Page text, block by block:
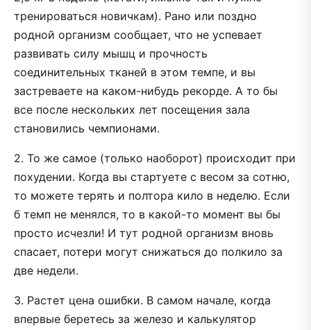
тренироваться новичкам). Рано или поздно
родной организм сообщает, что не успевает
развивать силу мышц и прочность
соединительных тканей в этом темпе, и вы
застреваете на каком-нибудь рекорде. А то бы
все после нескольких лет посещения зала
становились чемпионами.
2. То же самое (только наоборот) происходит при
похудении. Когда вы стартуете с весом за сотню,
то можете терять и полтора кило в неделю. Если
б темп не менялся, то в какой-то момент вы бы
просто исчезли! И тут родной организм вновь
спасает, потери могут снижаться до полкило за
две недели.
3. Растет цена ошибки. В самом начале, когда
впервые беретесь за железо и калькулятор